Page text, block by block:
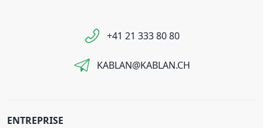
+41 21 333 80 80
KABLAN@KABLAN.CH
ENTREPRISE